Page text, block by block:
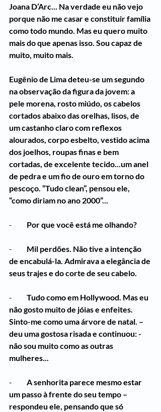
Joana D’Arc... Na verdade eu não vejo
porque não me casar e constituir família
como todo mundo. Mas eu quero muito
mais do que apenas isso. Sou capaz de
muito, muito mais.
Eugênio de Lima deteu-se um segundo
na observação da figura da jovem: a
pele morena, rosto miúdo, os cabelos
cortados abaixo das orelhas, lisos, de
um castanho claro com reflexos
alourados, corpo esbelto, vestido acima
dos joelhos, roupas finas e bem
cortadas, de excelente tecido...um anel
de pedra e um fio de ouro em torno do
pescoço. “Tudo clean”, pensou ele,
“como diriam no ano 2000”...
- Por que você está me olhando?
- Mil perdões. Não tive a intenção
de encabulá-la. Admirava a elegância de
seus trajes e do corte de seu cabelo.
- Tudo como em Hollywood. Mas eu
não gosto muito de jóias e enfeites.
Sinto-me como uma árvore de natal. –
deu uma gostosa risada e continuou: -
não sou muito como as outras
mulheres...
- A senhorita parece mesmo estar
um passo à frente do seu tempo –
respondeu ele, pensando que só